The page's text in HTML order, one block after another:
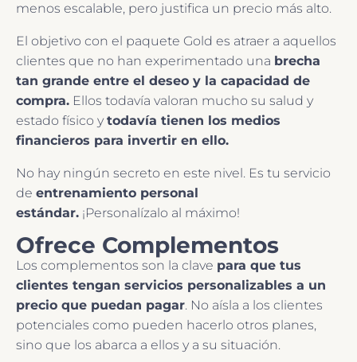
menos escalable, pero justifica un precio más alto.
El objetivo con el paquete Gold es atraer a aquellos
clientes que no han experimentado una brecha
tan grande entre el deseo y la capacidad de
compra. Ellos todavía valoran mucho su salud y
estado físico y todavía tienen los medios
financieros para invertir en ello.
No hay ningún secreto en este nivel. Es tu servicio
de entrenamiento personal
estándar. ¡Personalízalo al máximo!
Ofrece Complementos
Los complementos son la clave para que tus
clientes tengan servicios personalizables a un
precio que puedan pagar. No aísla a los clientes
potenciales como pueden hacerlo otros planes,
sino que los abarca a ellos y a su situación.